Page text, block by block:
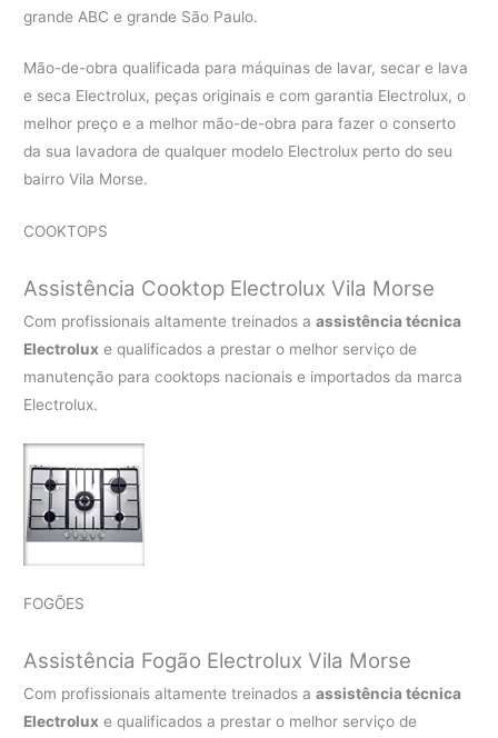
grande ABC e grande São Paulo.
Mão-de-obra qualificada para máquinas de lavar, secar e lava
e seca Electrolux, peças originais e com garantia Electrolux, o
melhor preço e a melhor mão-de-obra para fazer o conserto
da sua lavadora de qualquer modelo Electrolux perto do seu
bairro Vila Morse.
COOKTOPS
Assistência Cooktop Electrolux Vila Morse
Com profissionais altamente treinados aassistência técnica
Electrolux e qualificados a prestar o melhor serviço de
manutenção para cooktops nacionais e importados da marca
Electrolux.
FOGÕES
Assistência Fogão Electrolux Vila Morse
Com profissionais altamente treinados aassistência técnica
Electrolux e qualificados a prestar o melhor serviço de